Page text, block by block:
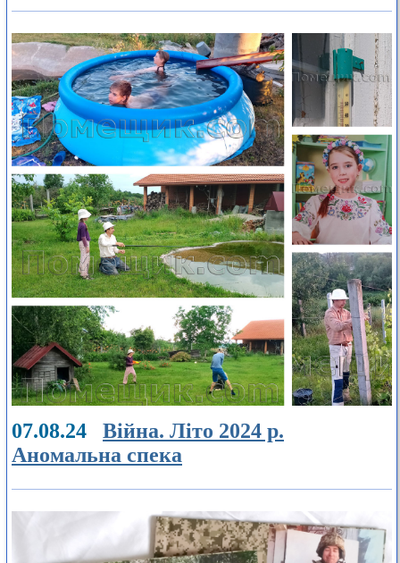
07.08.24 Війна. Літо 2024 р.
Аномальна спека